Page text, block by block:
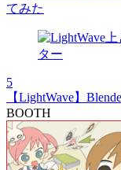
てみた
5
【LightWave】
BOOTH